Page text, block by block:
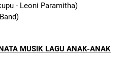
- Leoni Paramitha)
MUSIK LAGU ANAK-ANAK